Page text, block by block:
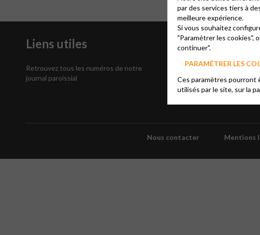
Liens utiles
Retrouvez tous les numéros de notre
journal paroissial
S’inscrire à
Newsletter
Nous contacter Mentions
par des services tiers à
meilleure expérience.
Si vous souhaitez
"Paramétrer les cookies",
continuer".
PARAMÉTRER LES
Ces paramètres pourront
utilisés par le site, sur la